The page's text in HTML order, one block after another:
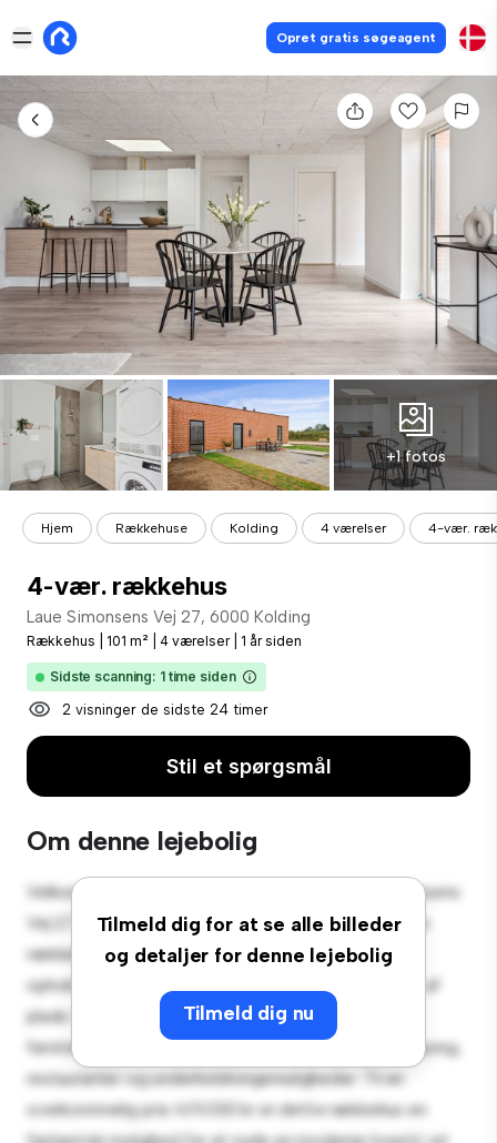
Opret gratis søgeagent
+1 fotos
Hjem Rækkehuse Kolding 4 værelser 4-vær.
4-vær. rækkehus
Laue Simonsens Vej 27, 6000 Kolding
Rækkehus 101 m² 4 værelser 1 år siden
Sidste scanning: 1 time siden
2 visninger de sidste 24 timer
Stil et spørgsmål
Om denne lejebolig
Tilmeld dig for at se alle billeder
og detaljer for denne lejebolig
Tilmeld dig nu
Velkommen til dit nye byhusreservat på Laue Simonsens
Vej 27, 6000 Kolding! Dette rummelige 4-værelses
rækkehus tilbyder et moderne og komfortabelt
opholdsrum. Det veldesignede layout giver masser af
plads til afslapning og underholdning. Med sin
førsteklasses beliggenhed vil du være tæt på shopping,
restauranter og underholdningsmuligheder. Til en
overkommelig pris til 11.030 kr er dette rækkehus en